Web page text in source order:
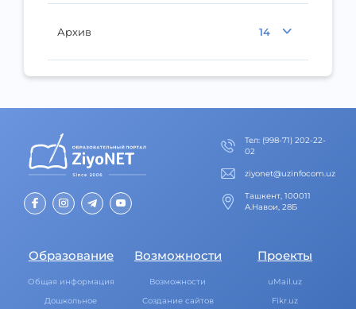
Архив 14
Тел: (998-71) 202-22-
02
ziyonet@uzinfocom.uz
Ташкент, 100011
А.Навои, 28Б
Образование
Общая информация
Дошкольное
Возможности
Возможности
Создание сайтов
Проекты
uMail.uz
Fikr.uz